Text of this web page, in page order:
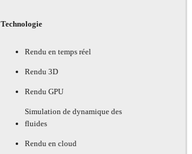
Technologie
Rendu en temps réel
Rendu 3D
Rendu GPU
Simulation de dynamique des
fluides
Rendu en cloud